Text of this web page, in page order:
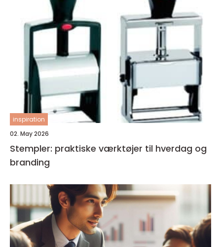
inspiration
02. May 2026
Stempler: praktiske værktøjer til hverdag og
branding